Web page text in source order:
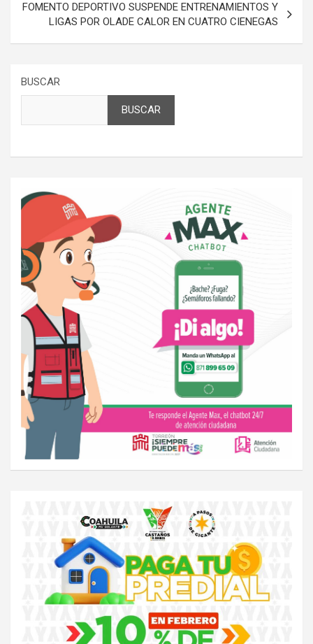
FOMENTO DEPORTIVO SUSPENDE ENTRENAMIENTOS Y
LIGAS POR OLADE CALOR EN CUATRO CIENEGAS
BUSCAR
BUSCAR